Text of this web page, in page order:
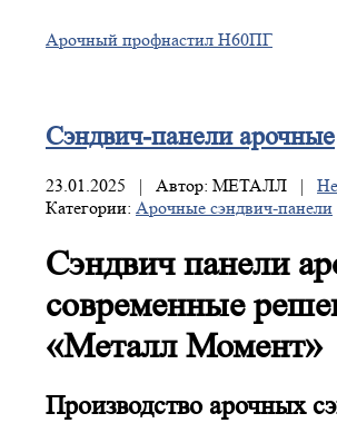
Арочный профнастил Н60ПГ
Сэндвич-панелиарочные
23.01.2025 | Автор: МЕТАЛЛ |
Категории: Арочные сэндвич-панели
Сэндвич панели
современные
«Металл Момент»
Производство арочных